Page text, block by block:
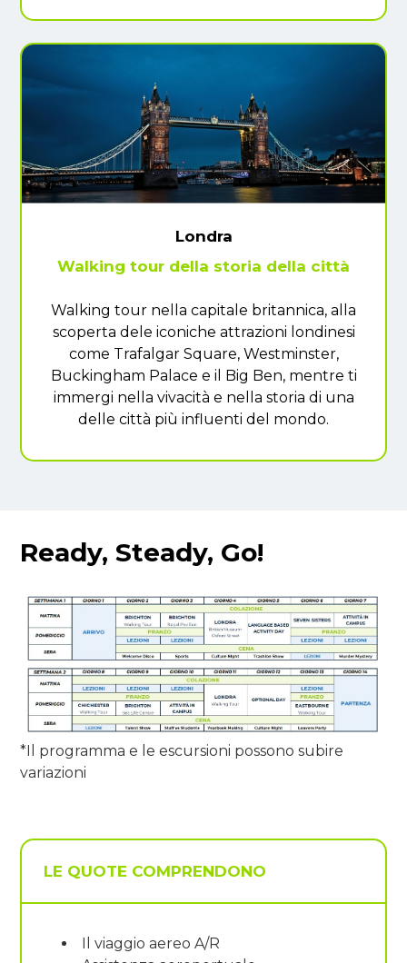
Londra
Walking tour della storia della città
Walking tour nella capitale britannica, alla
scoperta dele iconiche attrazioni londinesi
come Trafalgar Square, Westminster,
Buckingham Palace e il Big Ben, mentre ti
immergi nella vivacità e nella storia di una
delle città più influenti del mondo.
Ready, Steady, Go!
*Il programma e le escursioni possono subire
variazioni
LE QUOTE COMPRENDONO
Il viaggio aereo A/R